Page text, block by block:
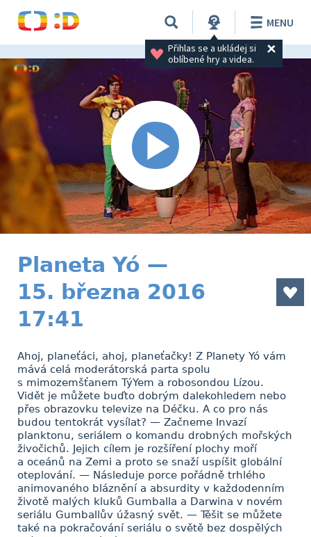
Přihlas se a ukládej si
oblíbené hry a videa.
MENU
Planeta Yó —
15. března 2016
17:41
Ahoj, planeťáci, ahoj, planeťačky! Z Planety Yó vám
mává celá moderátorská parta spolu
s mimozemšťanem TýYem a robosondou Lízou.
Vidět je můžete buďto dobrým dalekohledem nebo
přes obrazovku televize na Déčku. A co pro nás
budou tentokrát vysílat? — Začneme Invazí
planktonu, seriálem o komandu drobných mořských
živočichů. Jejich cílem je rozšíření plochy moří
a oceánů na Zemi a proto se snaží uspíšit globální
oteplování. — Následuje porce pořádně trhlého
animovaného bláznění a absurdity v každodenním
životě malých kluků Gumballa a Darwina v novém
seriálu Gumballův úžasný svět. — Těšit se můžete
také na pokračování seriálu o světě bez dospělých